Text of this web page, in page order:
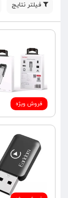
فیلتر نتایج
فروش ویژه